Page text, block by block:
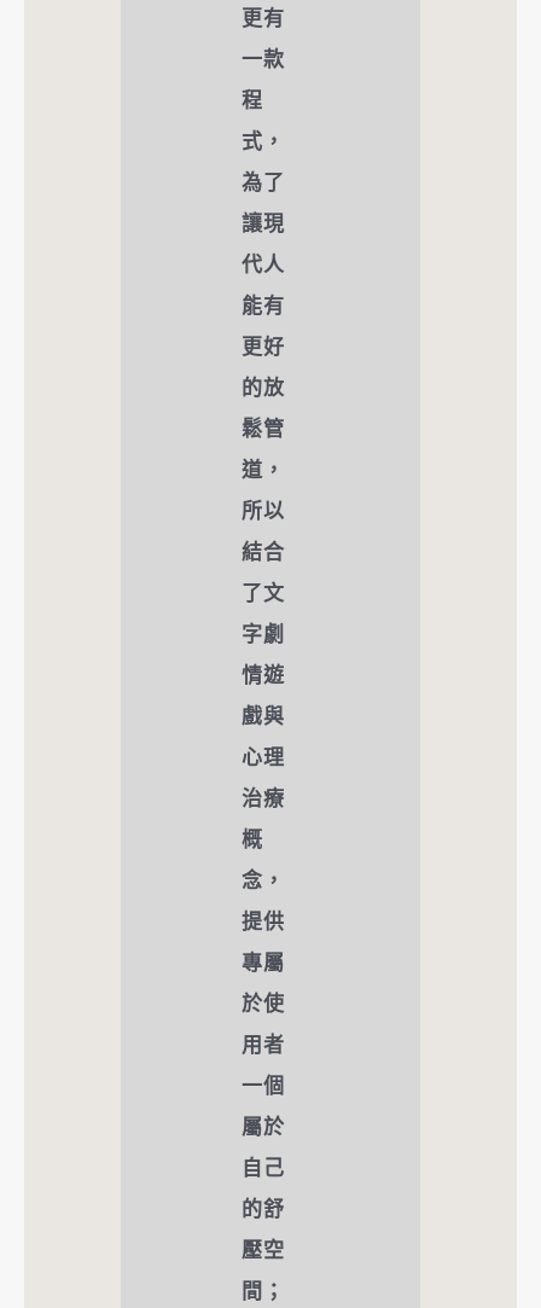
更有
一款
程
式，
為了
讓現
代人
能有
更好
的放
鬆管
道，
所以
結合
了文
字劇
情遊
戲與
心理
治療
概
念，
提供
專屬
於使
用者
一個
屬於
自己
的舒
壓空
間；